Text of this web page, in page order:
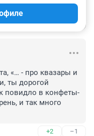
«… - про квазары и
ты дорогой
повидло в конфеты-
и так много
+2 –1